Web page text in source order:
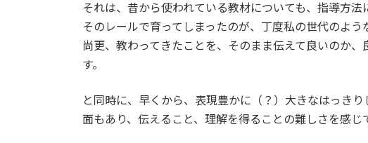
それは、昔から使われている教材についても、指導方法
そのレールで育ってしまったのが、丁度私の世代のよう
尚更、教わってきたことを、そのまま伝えて良いのか
す。
と同時に、早くから、表現豊かに（？）大きなはっき
面もあり、伝えること、理解を得ることの難しさを感じ